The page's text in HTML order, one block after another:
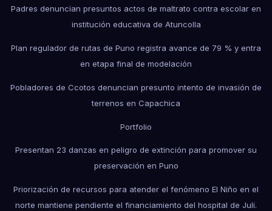
Padres denuncian presuntos actos de maltrato contra escolar en
institución educativa de Atuncolla
Plan regulador de rutas de Puno registra avance de 79 % y entra
en etapa final de modelación
Pobladores de Ccotos denuncian presunto intento de invasión de
terrenos en Capachica
Portfolio
Presentan 23 danzas en peligro de extinción para promover su
preservación en Puno
Priorización de recursos para atender el fenómeno El Niño en el
norte mantiene pendiente el financiamiento del hospital de Juli.